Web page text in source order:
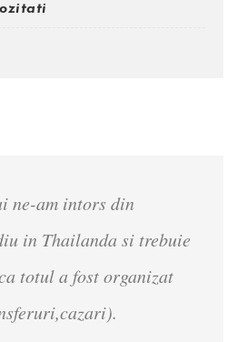
ne-am intors din
in Thailanda si trebuie
totul a fost organizat